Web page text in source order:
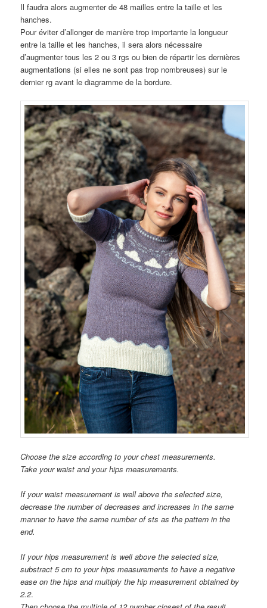
Il faudra alors augmenter de 48 mailles entre la taille et les
hanches.
Pour éviter d’allonger de manière trop importante la longueur
entre la taille et les hanches, il sera alors nécessaire
d’augmenter tous les 2 ou 3 rgs ou bien de répartir les dernières
augmentations (si elles ne sont pas trop nombreuses) sur le
dernier rg avant le diagramme de la bordure.
Choose the size according to your chest measurements.
Take your waist and your hips measurements.
If your waist measurement is well above the selected size,
decrease the number of decreases and increases in the same
manner to have the same number of sts as the pattern in the
end.
If your hips measurement is well above the selected size,
substract 5 cm to your hips measurements to have a negative
ease on the hips and multiply the hip measurement obtained by
2.2.